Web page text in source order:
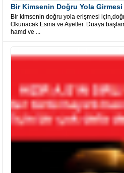
Bir Kimsenin Doğru Yola
Bir kimsenin doğru yola erişmesi
Okunacak Esma ve Ayetler. Duaya
hamd ve ...